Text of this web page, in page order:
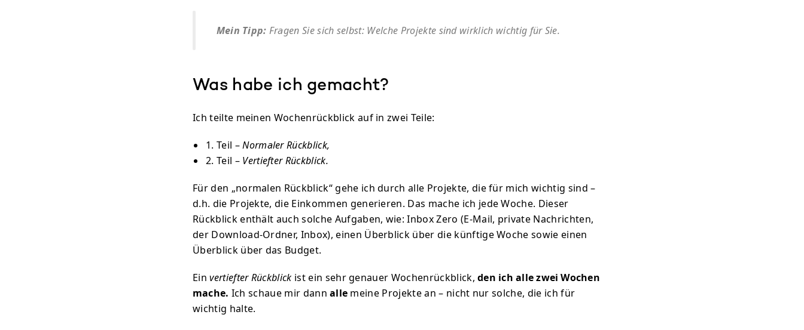
Mein Tipp: Fragen Sie sich selbst: Welche Projekte sind wirklich wichtig für Sie.
Was habe ich gemacht?
Ich teilte meinen Wochenrückblick auf in zwei Teile:
Teil –Normaler Rückblick,
Teil – Vertiefter Rückblick.
Für den „normalen Rückblick“ gehe ich durch alle Projekte, die für mich wichtig sind –
d.h. die Projekte, die Einkommen generieren. Das mache ich jede Woche. Dieser
Rückblick enthält auch solche Aufgaben, wie: Inbox Zero (E-Mail, private Nachrichten,
der Download-Ordner, Inbox), einen Überblick über die künftige Woche sowie einen
Überblick über das Budget.
Einvertiefter Rückblick ist ein sehr genauer Wochenrückblick,den ich alle zwei Wochen
mache. Ich schaue mir dannalle meine Projekte an – nicht nur solche, die ich für
wichtig halte.